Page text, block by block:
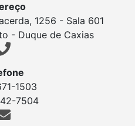
1256 - Sala 601
- Duque de Caxias
1503
7504